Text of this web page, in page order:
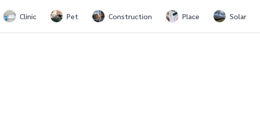
Clinic Pet Construction Place Solar